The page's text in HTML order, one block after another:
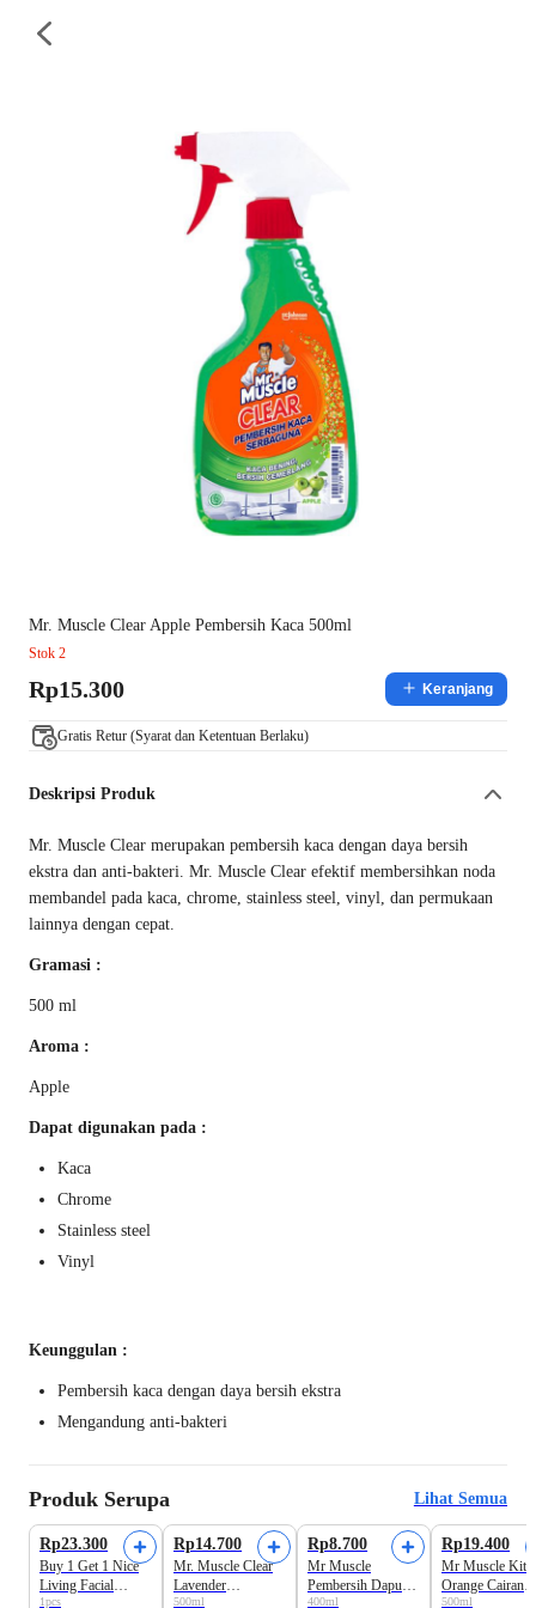
Mr. Muscle Clear Apple Pembersih Kaca 500ml
Stok 2
Rp15.300 Keranjang
Gratis Retur (Syarat dan Ketentuan Berlaku)
Deskripsi Produk
Mr. Muscle Clear merupakan pembersih kaca dengan daya bersih
ekstra dan anti-bakteri. Mr. Muscle Clear efektif membersihkan noda
membandel pada kaca, chrome, stainless steel, vinyl, dan permukaan
lainnya dengan cepat.
Gramasi :
500 ml
Aroma :
Apple
Dapat digunakan pada :
Kaca
Chrome
Stainless steel
Vinyl
Keunggulan :
Pembersih kaca dengan daya bersih ekstra
Mengandung anti-bakteri
Produk Serupa Lihat Semua
Rp23.300
Buy 1 Get 1 Nice
Living Facial
Tissue Soft Pack
1pcs
Rp14.700
Mr. Muscle Clear
Lavender
Pembersih Kaca
500ml
Rp8.700
Mr Muscle
Pembersih Dapur
Serbaguna Orange
400ml
Rp19.400
Mr Muscle
Orange Cairan
Pembersih
500ml